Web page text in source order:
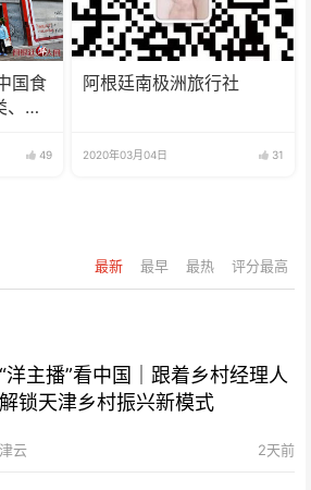
国食
49
阿根廷南极洲旅行社
2020年03月04日 31
最新 最早 最热 评分最高
“洋主播”看中国｜跟着乡村经理人
解锁天津乡村振兴新模式
津云 2天前